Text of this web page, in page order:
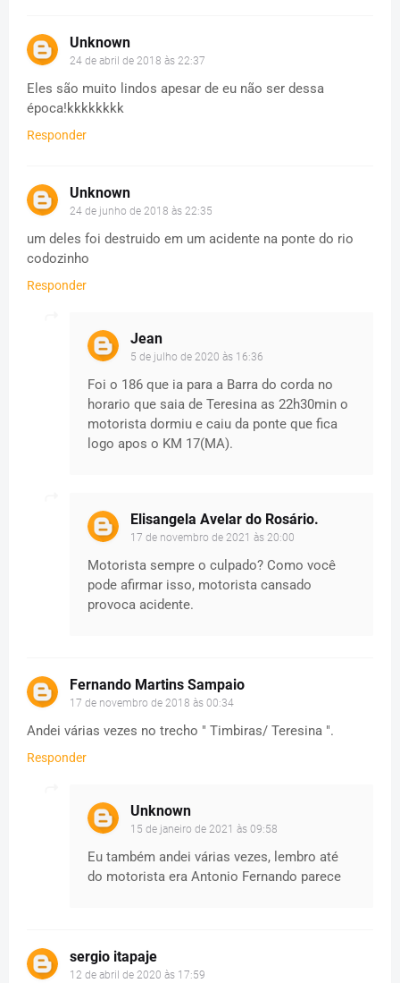
Unknown
24 de abril de 2018 às 22:37
Eles são muito lindos apesar de eu não ser dessa
época!kkkkkkkk
Responder
Unknown
24 de junho de 2018 às 22:35
um deles foi destruido em um acidente na ponte do rio
codozinho
Responder
Jean
5 de julho de 2020 às 16:36
Foi o 186 que ia para a Barra do corda no
horario que saia de Teresina as 22h30min o
motorista dormiu e caiu da ponte que fica
logo apos o KM 17(MA).
Elisangela Avelar do Rosário.
17 de novembro de 2021 às 20:00
Motorista sempre o culpado? Como você
pode afirmar isso, motorista cansado
provoca acidente.
Fernando Martins Sampaio
17 de novembro de 2018 às 00:34
Andei várias vezes no trecho " Timbiras/ Teresina ".
Responder
Unknown
15 de janeiro de 2021 às 09:58
Eu também andei várias vezes, lembro até
do motorista era Antonio Fernando parece
sergio itapaje
12 de abril de 2020 às 17:59